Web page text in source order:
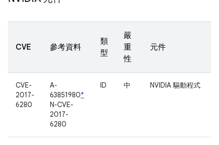
CVE 參考資料
類
型
嚴
重
性
元件
CVE-
2017-
6280
A-
63851980*
N-CVE-
2017-
6280
ID 中 NVIDIA 驅動程式